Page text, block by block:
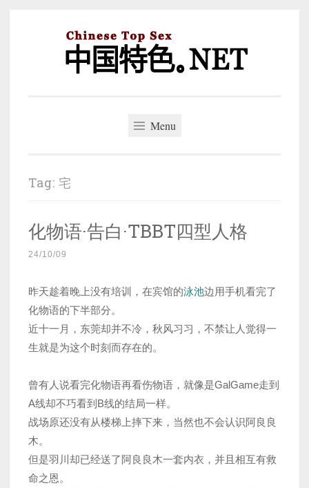
Menu
Tag: 宅
化物语·告白·TBBT四型人格
24/10/09
昨天趁着晚上没有培训，在宾馆的泳池边用手机看完了
化物语的下半部分。
近十一月，东莞却并不冷，秋风习习，不禁让人觉得一
生就是为这个时刻而存在的。
曾有人说看完化物语再看伤物语，就像是GalGame走到
A线却不巧看到B线的结局一样。
战场原还没有从楼梯上摔下来，当然也不会认识阿良良
木。
但是羽川却已经送了阿良良木一套内衣，并且相互有救
命之恩。